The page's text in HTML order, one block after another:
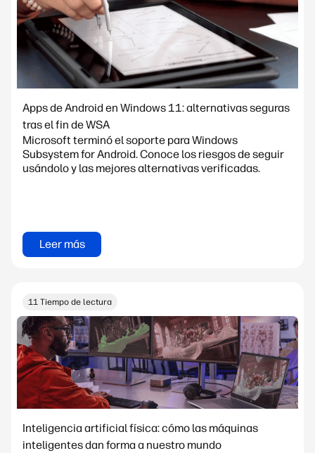
Apps de Android en Windows 11: alternativas seguras
tras el fin de WSA
Microsoft terminó el soporte para Windows
Subsystem for Android. Conoce los riesgos de seguir
usándolo y las mejores alternativas verificadas.
Leer más
11 Tiempo de lectura
Inteligencia artificial física: cómo las máquinas
inteligentes dan forma a nuestro mundo